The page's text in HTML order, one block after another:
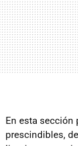
En esta sección
prescindibles,